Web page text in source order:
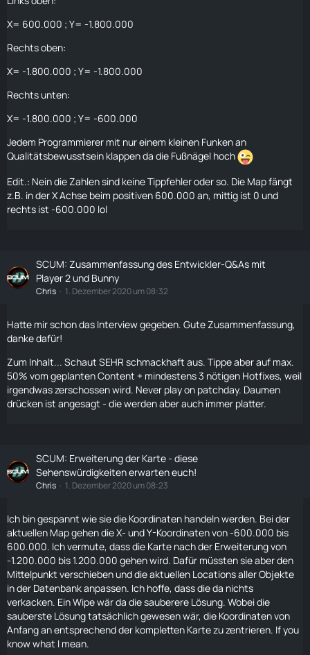
X= 600.000 ; Y= -1.800.000
Rechts oben:
X= -1.800.000 ; Y= -1.800.000
Rechts unten:
X= -1.800.000 ; Y= -600.000
Jedem Programmierer mit nur einem kleinen Funken an
Qualitätsbewusstsein klappen da die Fußnägel hoch
Edit.: Nein die Zahlen sind keine Tippfehler oder so. Die Map fängt
z.B. in der X Achse beim positiven 600.000 an, mittig ist 0 und
rechts ist -600.000 lol
SCUM: Zusammenfassung des Entwickler-Q&As mit
Player 2 und Bunny
Chris 1. Dezember 2020 um 08:32
Hatte mir schon das Interview gegeben. Gute Zusammenfassung,
danke dafür!
Zum Inhalt... Schaut SEHR schmackhaft aus. Tippe aber auf max.
50% vom geplanten Content + mindestens 3 nötigen Hotfixes, weil
irgendwas zerschossen wird. Never play on patchday. Daumen
drücken ist angesagt - die werden aber auch immer platter.
SCUM: Erweiterung der Karte - diese
Sehenswürdigkeiten erwarten euch!
Chris 1. Dezember 2020 um 08:23
Ich bin gespannt wie sie die Koordinaten handelnwerden. Bei der
aktuellen Map gehen die X- und Y-Koordinaten von -600.000 bis
600.000. Ich vermute, dass die Karte nach der Erweiterung von
-1.200.000 bis 1.200.000 gehen wird. Dafür müssten sie aber den
Mittelpunkt verschieben und die aktuellen Locations aller Objekte
in der Datenbank anpassen. Ich hoffe, dass die da nichts
verkacken. Ein Wipe wär da die sauberere Lösung. Wobei die
sauberste Lösung tatsächlich gewesen wär, die Koordinaten von
Anfang an entsprechend der kompletten Kartezu zentrieren. If you
know what I mean.